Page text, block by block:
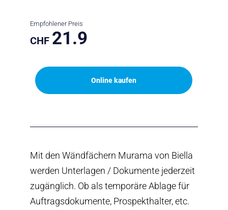
Empfohlener Preis
CHF 21.9
Online kaufen
Mit den Wändfächern Murama von Biella
werden Unterlagen / Dokumente jederzeit
zugänglich. Ob als temporäre Ablage für
Auftragsdokumente, Prospekthalter, etc.